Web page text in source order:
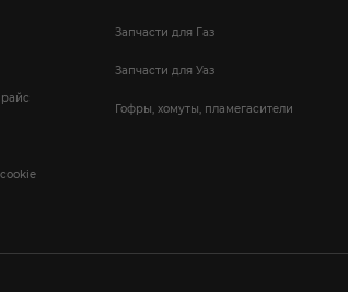
Запчасти для Газ
Запчасти для Уаз
Гофры, хомуты, пламегасители